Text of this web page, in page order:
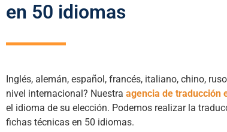
en 50 idiomas
Inglés, alemán, español, francés, italiano, chino,
nivel internacional? Nuestra agencia de traducción
el idioma de su elección. Podemos realizar la
fichas técnicas en 50 idiomas.